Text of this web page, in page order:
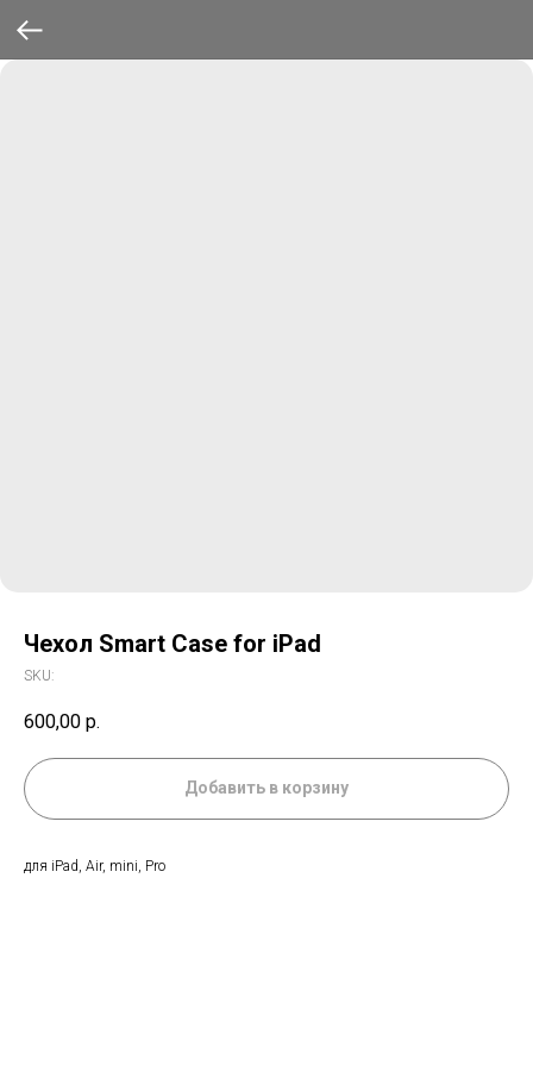
Чехол Smart Case for iPad
SKU:
600,00 р.
Добавить в корзину
для iPad, Air, mini, Pro